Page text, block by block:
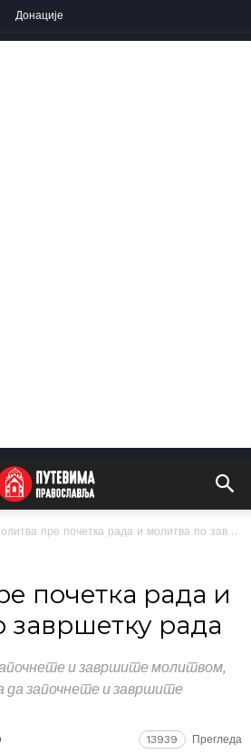
Донације
пре почетка рада и молитва по завршетку рада
почетка рада и
завршетку рада
и завршите молитвом,
започнете и завршите
13939 Прегледа